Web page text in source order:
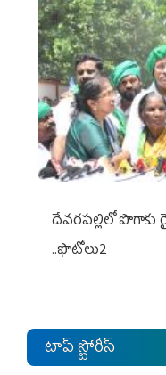
దేవరపల్లిలో
..ఫొటోలు2
టాప్ స్టోరీస్